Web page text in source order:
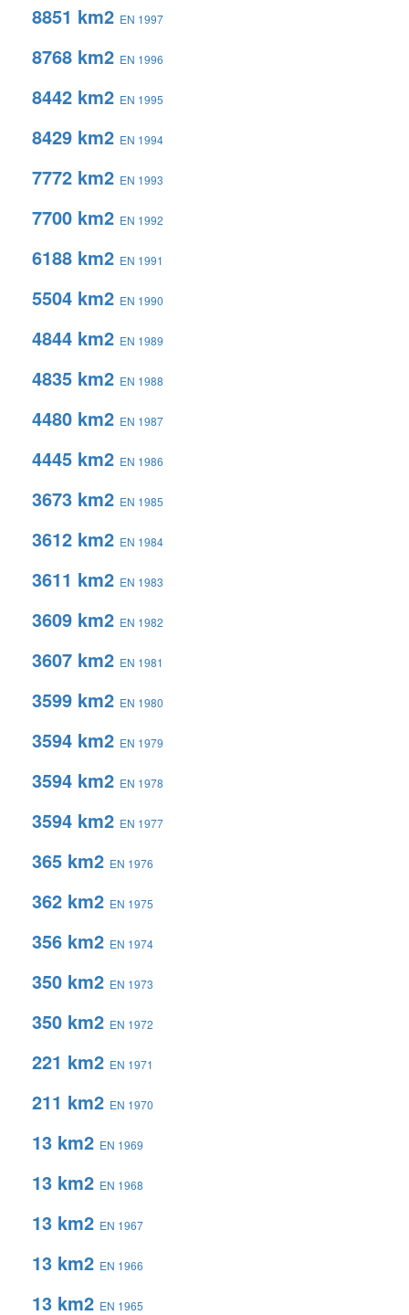
8851 km2 EN 1997
8768 km2 EN 1996
8442 km2 EN 1995
8429 km2 EN 1994
7772 km2 EN 1993
7700 km2 EN 1992
6188 km2 EN 1991
5504 km2 EN 1990
4844 km2 EN 1989
4835 km2 EN 1988
4480 km2 EN 1987
4445 km2 EN 1986
3673 km2 EN 1985
3612 km2 EN 1984
3611 km2 EN 1983
3609 km2 EN 1982
3607 km2 EN 1981
3599 km2 EN 1980
3594 km2 EN 1979
3594 km2 EN 1978
3594 km2 EN 1977
365 km2 EN 1976
362 km2 EN 1975
356 km2 EN 1974
350 km2 EN 1973
350 km2 EN 1972
221 km2 EN 1971
211 km2 EN 1970
13 km2 EN 1969
13 km2 EN 1968
13 km2 EN 1967
13 km2 EN 1966
13 km2 EN 1965